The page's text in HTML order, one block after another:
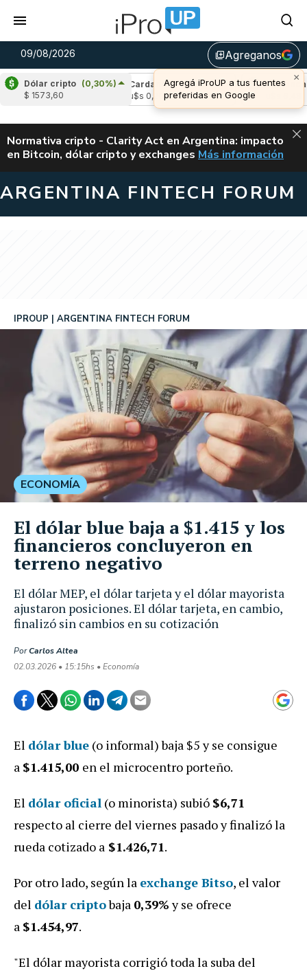
09/08/2026 library_addAgreganos
×
Agregá iProUP a tus fuentes
preferidas en Google
Dólar cripto (0,30%)
$ 1573,60
(-0,24%)
Cardano (-1,81%)
u$s 0,20
Avalanche
u$s 6,48
ALERTA
Normativa cripto - Clarity Act en Argentina: impacto
en Bitcoin, dólar cripto y exchanges CLARITY ACT EN
Más información
ARGENTINA FINTECH FORUM
El dólar MEP, el dólar tarjeta y el dólar mayorista
ajustaron posiciones. El dólar tarjeta, en cambio,
finalizó sin cambios en su cotización
IPROUP ARGENTINA FINTECH FORUM
PorCarlos Altea
02.03.2026 • 15:15hs • Economía
ECONOMÍA
El dólar blue baja a $1.415 y los
financieros concluyeron en
terreno negativo
El dólar blue (o informal) baja $5 y se consigue
a $1.415,00 en el microcentro porteño.
El dólar oficial (o minorista) subió $6,71
respecto al cierre del viernes pasadoy finalizó la
rueda cotizado a $1.426,71.
Por otro lado, según la exchange Bitso, el valor
del dólar criptobaja 0,39% y se ofrece
a $1.454,97.
"El dólar mayorista corrigió toda la suba del